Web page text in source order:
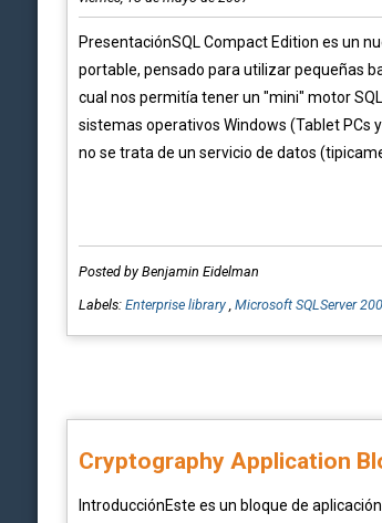
PresentaciónSQL Compact Edition es un
portable, pensado para utilizar pequeñas
cual nos permitía tener un "mini" motor
sistemas operativos Windows (Tablet PCs
no se trata de un servicio de datos
Posted by Benjamin Eidelman
Labels: Enterprise library , Microsoft SQLServer
Cryptography Application
IntroducciónEste es un bloque de